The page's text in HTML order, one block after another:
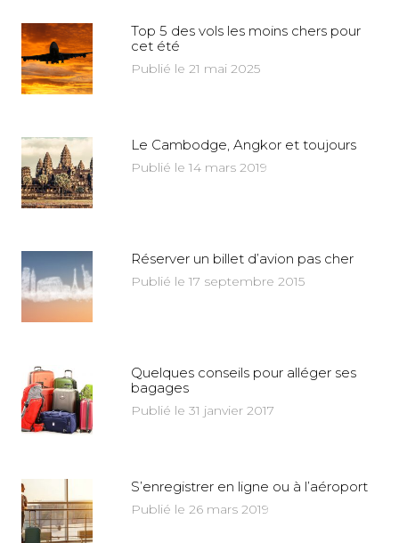
Top 5 des vols les moins chers pour
cet été
Publié le 21 mai 2025
Le Cambodge, Angkor et toujours
Publié le 14 mars 2019
Réserver un billet d’avion pas cher
Publié le 17 septembre 2015
Quelques conseils pour alléger ses
bagages
Publié le 31 janvier 2017
S’enregistrer en ligne ou à l’aéroport
Publié le 26 mars 2019